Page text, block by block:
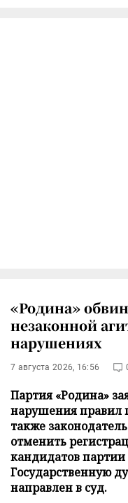
«Родина»
незаконной
нарушениях
7 августа 2026, 16:56
Партия «Родина»
нарушения правил
также
отменить
кандидатов партии
Государственную
направлен в суд.